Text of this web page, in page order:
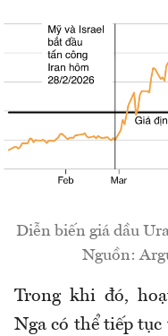
Diễn biến giá dầu
Nguồn:
Trong khi đó,
Nga có thể tiếp